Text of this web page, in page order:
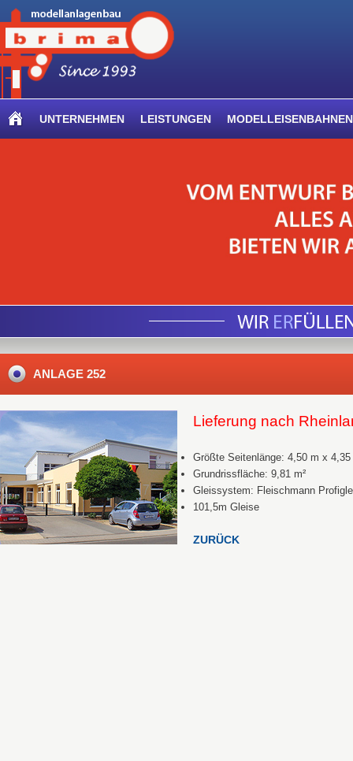
UNTERNEHMEN LEISTUNGEN MODELLEISENBAHNEN
ANLAGE 252
Lieferung nach
Größte Seitenlänge: 4,50 m x 4,35
Grundrissfläche: 9,81 m²
Gleissystem: Fleischmann
101,5m Gleise
ZURÜCK